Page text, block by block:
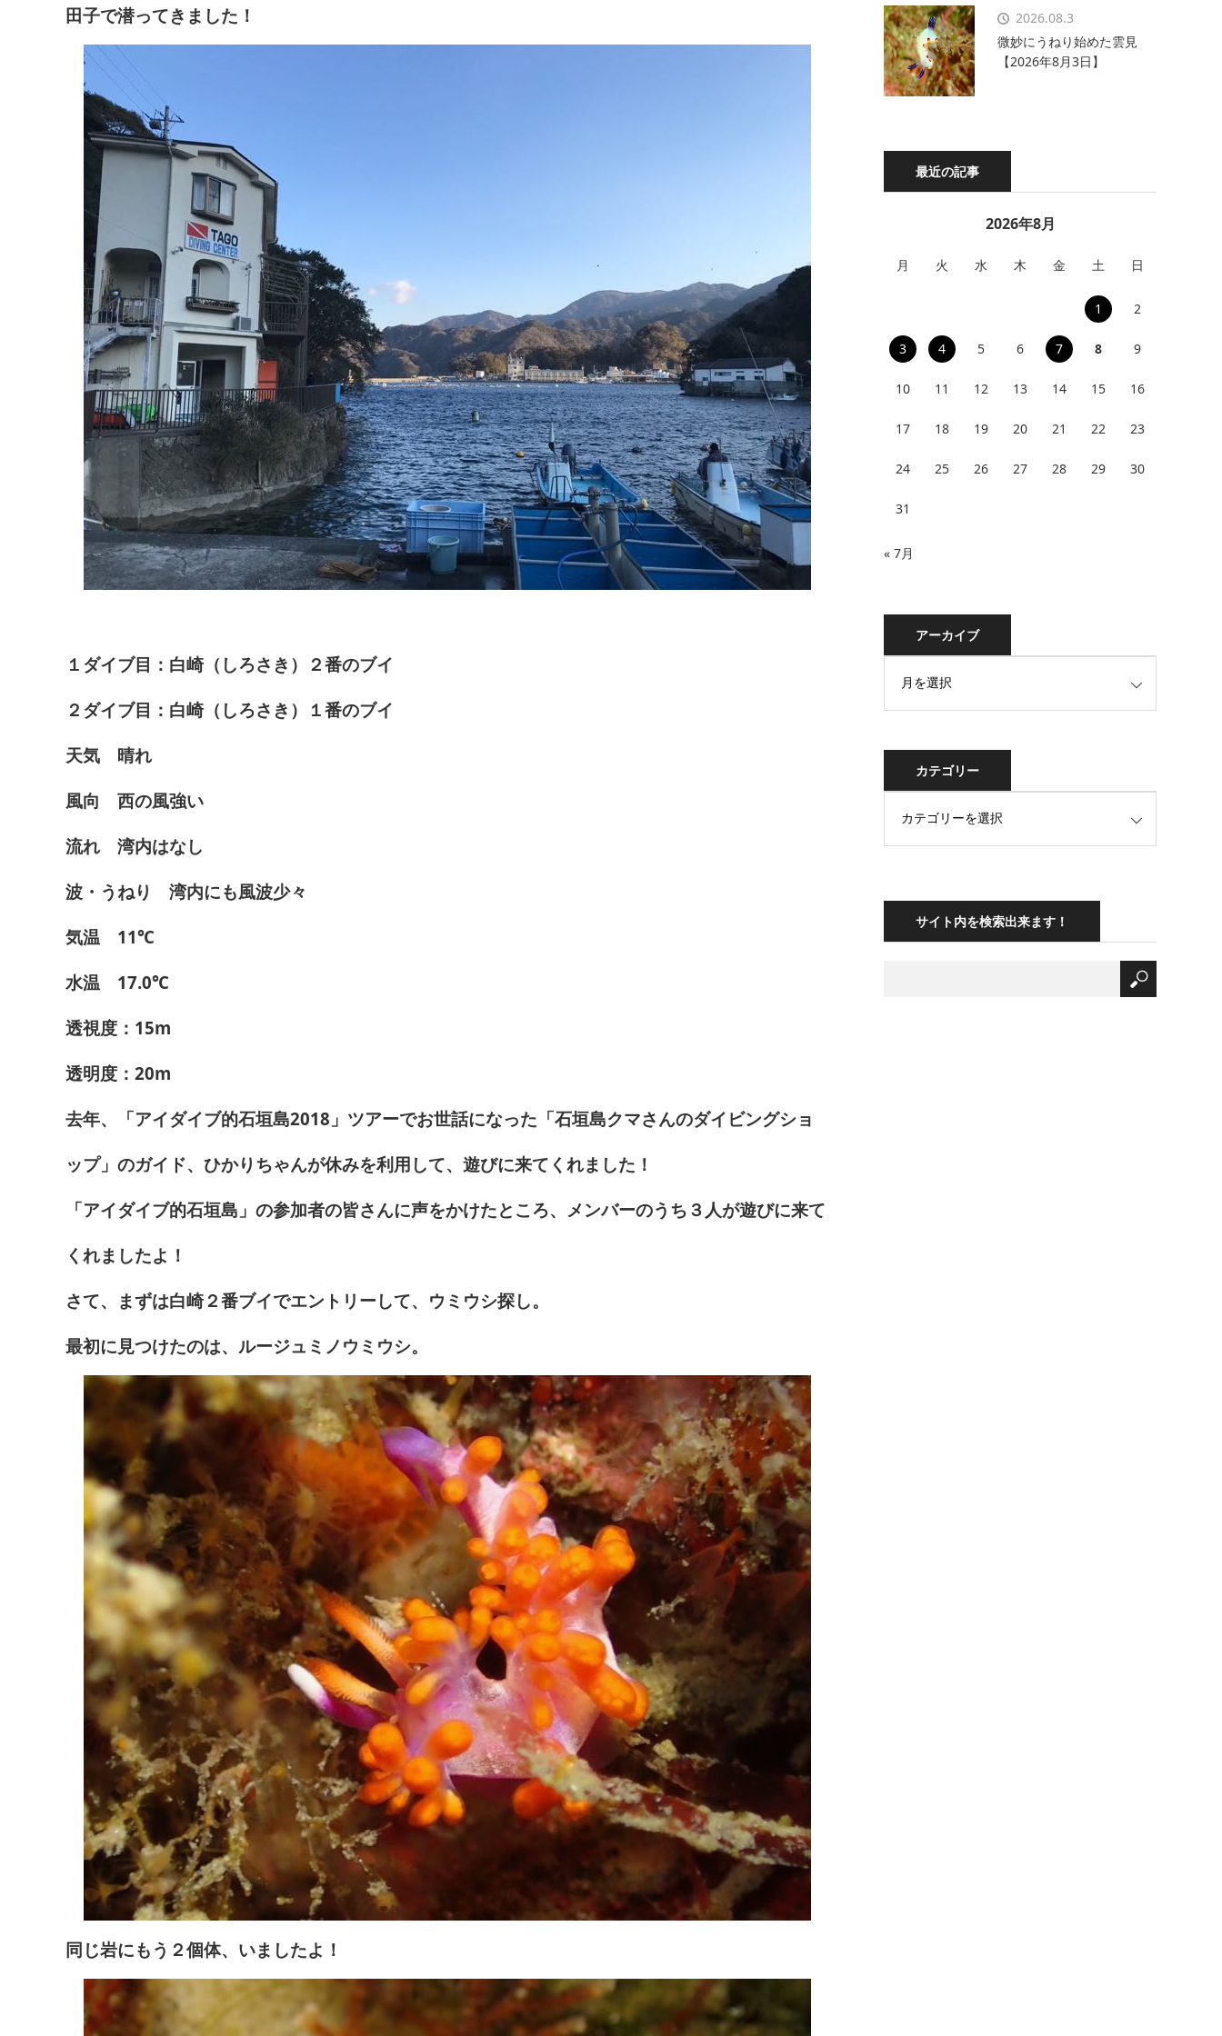
田子で潜ってきました！
１ダイブ目：白崎（しろさき）２番のブイ
２ダイブ目：白崎（しろさき）１番のブイ
天気 晴れ
風向 西の風強い
流れ 湾内はなし
波・うねり 湾内にも風波少々
気温 11℃
水温 17.0℃
透視度：15m
透明度：20m
去年、「アイダイブ的石垣島2018」ツアーでお世話になった「石垣島クマさんのダイビングショ
ップ」のガイド、ひかりちゃんが休みを利用して、遊びに来てくれました！
「アイダイブ的石垣島」の参加者の皆さんに声をかけたところ、メンバーのうち３人が遊びに来て
くれましたよ！
さて、まずは白崎２番ブイでエントリーして、ウミウシ探し。
最初に見つけたのは、ルージュミノウミウシ。
同じ岩にもう２個体、いましたよ！
2026.08.3
微妙にうねり始めた雲見
【2026年8月3日】
最近の記事
2026年8月
月 火 水 木 金 土 日
1 2
3 4 5 6 7 8 9
10 11 12 13 14 15 16
17 18 19 20 21 22 23
24 25 26 27 28 29 30
31
« 7月
アーカイブ
カテゴリー
サイト内を検索出来ます！